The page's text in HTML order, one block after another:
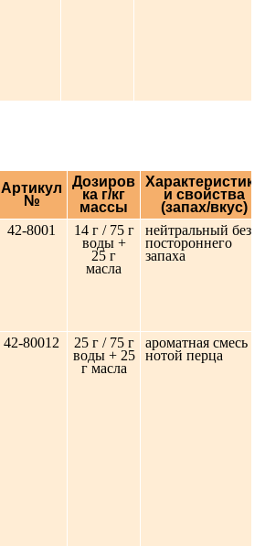
Артикул
№
Дозиров
ка г/кг
массы
Характеристики
и свойства
(запах/вкус)
42-8001
14 г / 75 г
воды +
25 г
масла
нейтральный без
постороннего
запаха
42-80012
25 г / 75 г
воды + 25
г масла
ароматная смесь с
нотой перца